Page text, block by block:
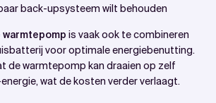
back-upsysteem wilt behouden
is vaak ook te combineren
voor optimale energiebenutting.
de warmtepomp kan draaien op zelf
wat de kosten verder verlaagt.